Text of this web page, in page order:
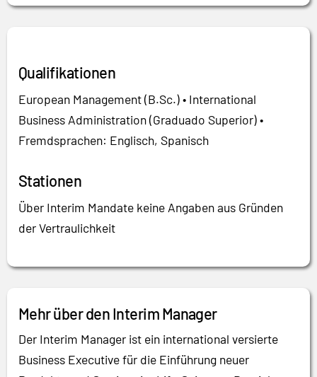
Qualifikationen
European Management (B.Sc.) • International
Business Administration (Graduado Superior) •
Fremdsprachen: Englisch, Spanisch
Stationen
Über Interim Mandate keine Angaben aus Gründen
der Vertraulichkeit
Mehr über den Interim Manager
Der Interim Manager ist ein international versierte
Business Executive für die Einführung neuer